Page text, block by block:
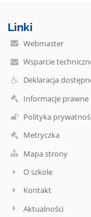
Linki
Webmaster
Wsparcie
Deklaracja
Informacje prawne
Polityka
Metryczka
Mapa strony
O szkole
Kontakt
Aktualności